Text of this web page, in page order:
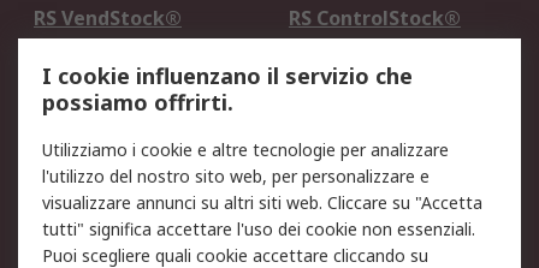
RS VendStock®
RS ControlStock®
Legale
Informativa Cookie
Informativa Privacy -
Aggiornata
Email Security
Termini d'uso
Condizioni di vendita
Condizioni generali di
I cookie influenzano il servizio che
possiamo offrirti.
Utilizziamo i cookie e altre tecnologie per analizzare
l'utilizzo del nostro sito web, per personalizzare e
visualizzare annunci su altri siti web. Cliccare su "Accetta
tutti" significa accettare l'uso dei cookie non essenziali.
Puoi scegliere quali cookie accettare cliccando su